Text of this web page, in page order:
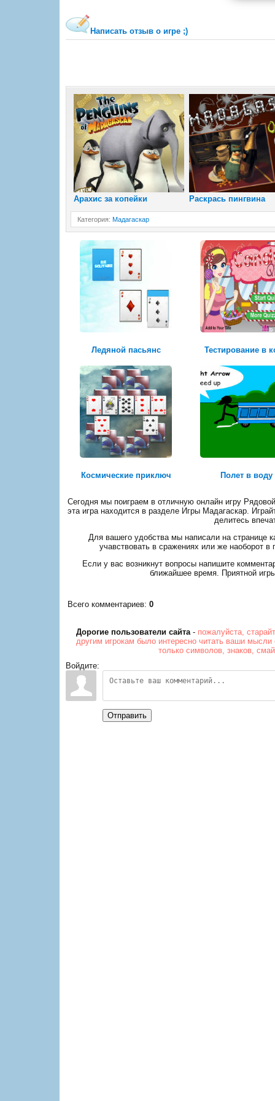
Написать отзыв о игре ;)
Арахис за копейки Раскрась пингвина
Категория: Мадагаскар
Ледяной пасьянс Тестирование в
Космические приключ Полет в воду
Сегодня мы поиграем в отличную онлайн игру
эта игра находится в разделе Игры Мадагаскар.
делитесь
Для вашего удобства мы написали на странице
учавствовать в сражениях или же наоборот
Если у вас возникнут вопросы напишите
ближайшее время. Приятной
Всего комментариев: 0
Дорогие пользователи сайта- пожалуйста,
другим игрокам было интересно читать ваши
только символов, знаков,
Войдите:
Отправить